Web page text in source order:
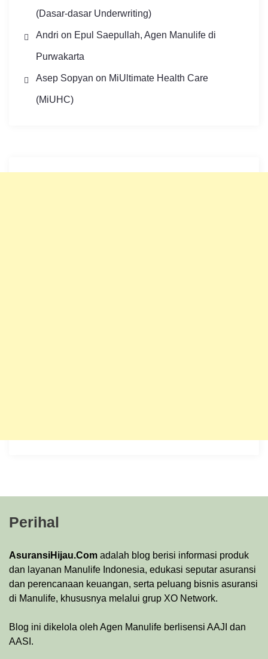
(Dasar-dasar Underwriting)
Andri on Epul Saepullah, Agen Manulife di
Purwakarta
Asep Sopyan on MiUltimate Health Care
(MiUHC)
Perihal
AsuransiHijau.Com adalah blog berisi informasi produk
dan layanan Manulife Indonesia, edukasi seputar asuransi
dan perencanaan keuangan, serta peluang bisnis asuransi
di Manulife, khususnya melalui grup XO Network.
Blog ini dikelola oleh Agen Manulife berlisensi AAJI dan
AASI.